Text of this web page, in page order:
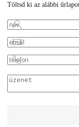
Töltsd ki az alábbi